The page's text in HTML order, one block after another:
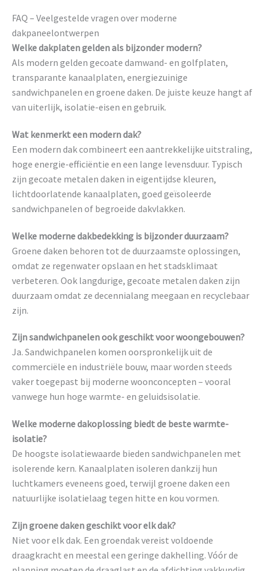
FAQ – Veelgestelde vragen over moderne
dakpaneelontwerpen
Welke dakplaten gelden als bijzonder modern?
Als modern gelden gecoate damwand- en golfplaten,
transparante kanaalplaten, energiezuinige
sandwichpanelen en groene daken. De juiste keuze hangt af
van uiterlijk, isolatie-eisen en gebruik.
Wat kenmerkt een modern dak?
Een modern dak combineert een aantrekkelijke uitstraling,
hoge energie-efficiëntie en een lange levensduur. Typisch
zijn gecoate metalen daken in eigentijdse kleuren,
lichtdoorlatende kanaalplaten, goed geïsoleerde
sandwichpanelen of begroeide dakvlakken.
Welke moderne dakbedekking is bijzonder duurzaam?
Groene daken behoren tot de duurzaamste oplossingen,
omdat ze regenwater opslaan en het stadsklimaat
verbeteren. Ook langdurige, gecoate metalen daken zijn
duurzaam omdat ze decennialang meegaan en recyclebaar
zijn.
Zijn sandwichpanelen ook geschikt voor woongebouwen?
Ja. Sandwichpanelen komen oorspronkelijk uit de
commerciële en industriële bouw, maar worden steeds
vaker toegepast bij moderne woonconcepten – vooral
vanwege hun hoge warmte- en geluidsisolatie.
Welke moderne dakoplossing biedt de beste warmte-
isolatie?
De hoogste isolatiewaarde bieden sandwichpanelen met
isolerende kern. Kanaalplaten isoleren dankzij hun
luchtkamers eveneens goed, terwijl groene daken een
natuurlijke isolatielaag tegen hitte en kou vormen.
Zijn groene daken geschikt voor elk dak?
Niet voor elk dak. Een groendak vereist voldoende
draagkracht en meestal een geringe dakhelling. Vóór de